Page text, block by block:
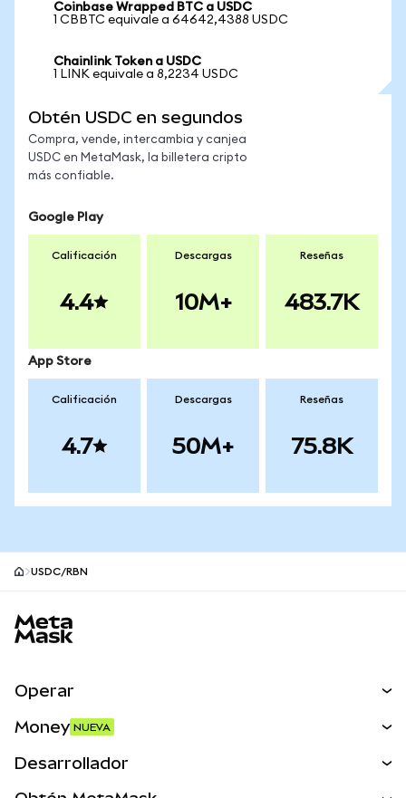
Coinbase Wrapped BTC a USDC
1 CBBTC equivale a 64642,4388 USDC
Chainlink Token a USDC
1 LINK equivale a 8,2234 USDC
Obtén USDC en segundos
Compra, vende, intercambia y canjea
USDC en MetaMask, la billetera cripto
más confiable.
Google Play
Calificación
4.4
Descargas
10M+
Reseñas
483.7K
App Store
Calificación
4.7
Descargas
50M+
Reseñas
75.8K
USDC/RBN
Operar
Money NUEVA
Desarrollador